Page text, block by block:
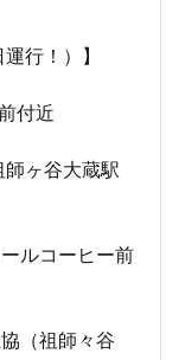
行！）】
付近
師ヶ谷大蔵駅
ルコーヒー前
（祖師々谷